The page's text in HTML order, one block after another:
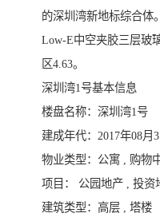
的深圳湾新地标综合体
Low-E中空夹胶三层玻
区4.63。
深圳湾1号基本信息
楼盘名称：深圳湾1号
建成年代：2017年08月
物业类型：公寓 , 购物
项目： 公园地产 , 投资
建筑类型：高层 , 塔楼